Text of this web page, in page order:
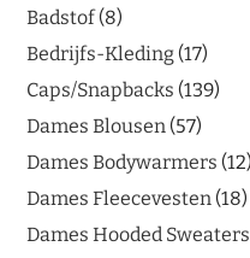
Badstof 8
Bedrijfs-Kleding 17
Caps/Snapbacks 139
Dames Blousen 57
Dames Bodywarmers 12
Dames Fleecevesten 18
Dames Hooded Sweaters